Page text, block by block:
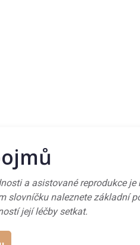
a asistované reprodukce
slovníčku naleznete základní
její léčby setkat.